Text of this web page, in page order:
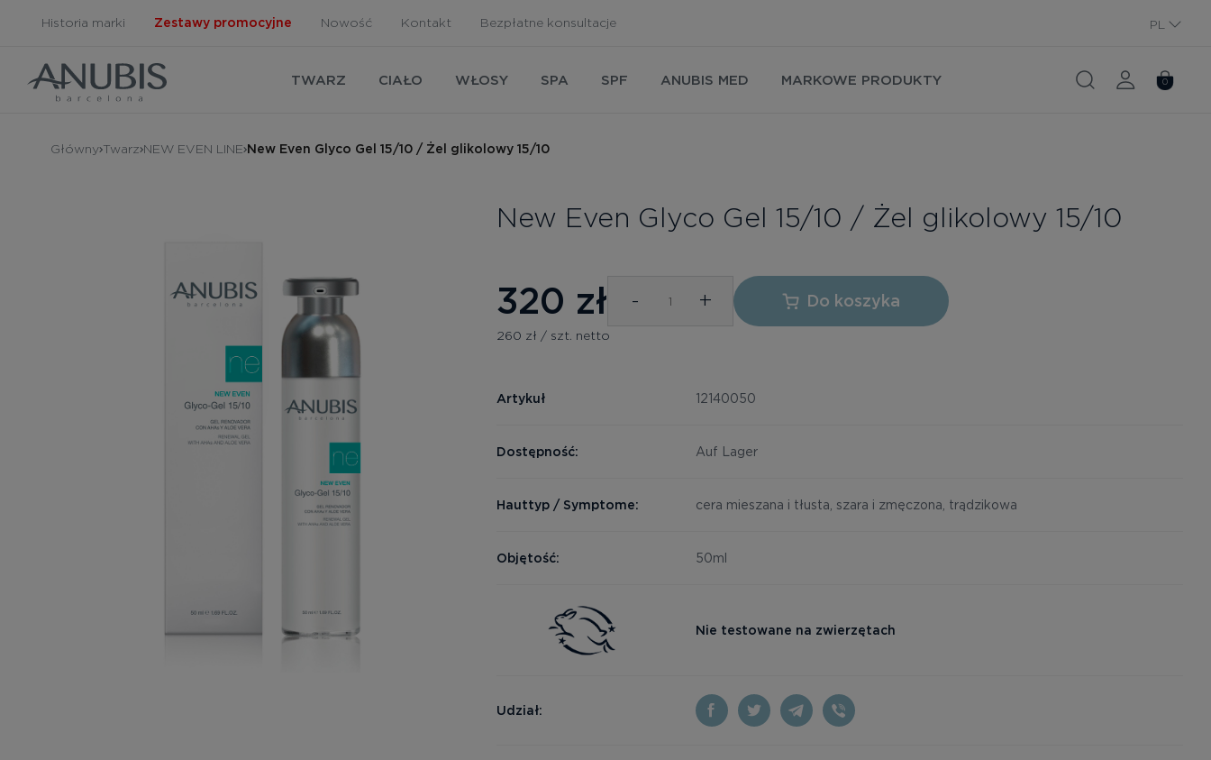
Historia marki Zestawy promocyjne Nowość Kontakt Bezpłatne konsultacje
PL
TWARZ CIAŁO WŁOSY SPA SPF ANUBIS MED MARKOWE PRODUKTY 0
Główny Twarz NEW EVEN LINE New Even Glyco Gel 15/10 / Żel glikolowy 15/10
New Even Glyco Gel 15/10 / Żel glikolowy 15/10
320 zł - + Do koszyka
260 zł / szt. netto
Artykuł 12140050
Dostępność: Auf Lager
Hauttyp / Symptome: cera mieszana i tłusta, szara i zmęczona, trądzikowa
Objętość: 50ml
Nie testowane na zwierzętach
Udział: